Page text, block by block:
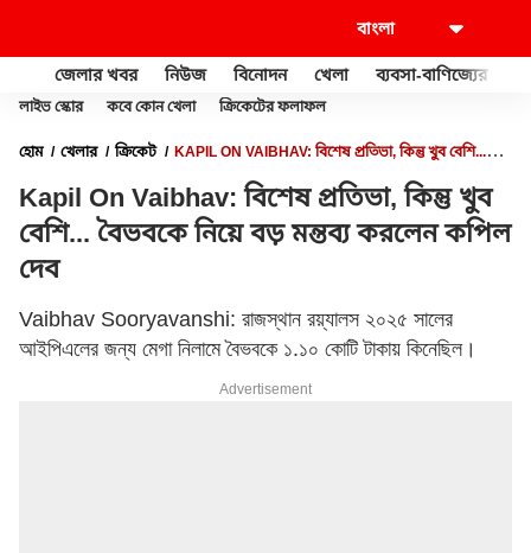
জেলার খবর নিউজ বিনোদন খেলা ব্যবসা-বাণিজ্যের
লাইভ স্কোর কবে কোন খেলা ক্রিকেটের ফলাফল
হোম খেলার ক্রিকেট
KAPIL ON VAIBHAV: বিশেষ প্রতিভা, কিন্তু খুব বেশি...
Kapil On Vaibhav: বিশেষ প্রতিভা, কিন্তু খুব
বেশি... বৈভবকে নিয়ে বড় মন্তব্য করলেন কপিল
দেব
Vaibhav Sooryavanshi: রাজস্থান রয়্যালস ২০২৫ সালের
আইপিএলের জন্য মেগা নিলামে বৈভবকে ১.১০ কোটি টাকায় কিনেছিল।
Advertisement